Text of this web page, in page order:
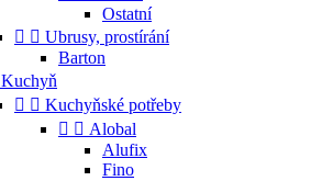
Ostatní
  Ubrusy, prostírání
Barton
Kuchyň
  Kuchyňské potřeby
  Alobal
Alufix
Fino